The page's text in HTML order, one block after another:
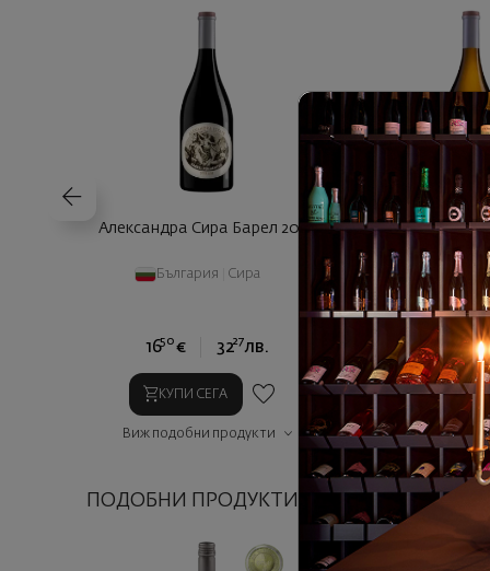
Александра Сира Барел 2023
България Сира
1650 € 3227 лв.
КУПИ СЕГА
Виж подобни продукти
Александра
EGG
България
1784 €
КУПИ СЕГА
Виж подобни
ПОДОБНИ ПРОДУКТИ